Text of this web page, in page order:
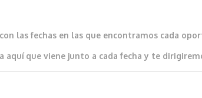
las fechas en las que encontramos cada
aquí que viene junto a cada fecha y te